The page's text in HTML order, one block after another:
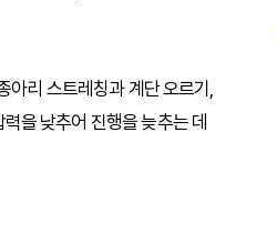
아리 스트레칭과 계단 오르기,
을 낮추어 진행을 늦추는 데